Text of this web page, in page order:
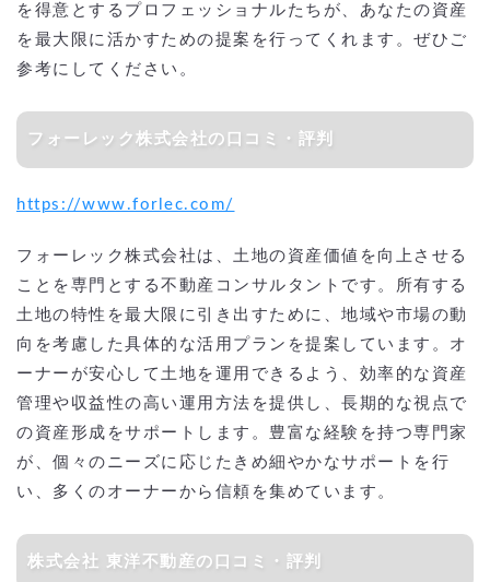
一括資料請求無料サービスとは？
一括資料請求無料サービスで収益最大化ができる優良会社を探す！
を得意とするプロフェッショナルたちが、あなたの資産
を最大限に活かすための提案を行ってくれます。ぜひご
参考にしてください。
フォーレック株式会社の口コミ・評判
https://www.forlec.com/
フォーレック株式会社は、土地の資産価値を向上させる
ことを専門とする不動産コンサルタントです。所有する
土地の特性を最大限に引き出すために、地域や市場の動
向を考慮した具体的な活用プランを提案しています。オ
ーナーが安心して土地を運用できるよう、効率的な資産
管理や収益性の高い運用方法を提供し、長期的な視点で
の資産形成をサポートします。豊富な経験を持つ専門家
が、個々のニーズに応じたきめ細やかなサポートを行
い、多くのオーナーから信頼を集めています。
株式会社 東洋不動産の口コミ・評判